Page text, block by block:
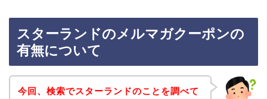
スターランドのメルマガクーポンの
有無について
今回、検索でスターランドのことを調べて